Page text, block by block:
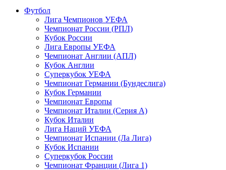
Футбол
Лига Чемпионов УЕФА
Чемпионат России (РПЛ)
Кубок России
Лига Европы УЕФА
Чемпионат Англии (АПЛ)
Кубок Англии
Суперкубок УЕФА
Чемпионат Германии (Бундеслига)
Кубок Германии
Чемпионат Европы
Чемпионат Италии (Серия А)
Кубок Италии
Лига Наций УЕФА
Чемпионат Испании (Ла Лига)
Кубок Испании
Суперкубок России
Чемпионат Франции (Лига 1)